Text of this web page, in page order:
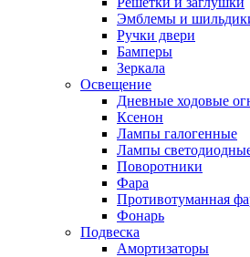
Эмблемы и
Ручки двери
Бамперы
Зеркала
Освещение
Дневные ходовые
Ксенон
Лампы галогенные
Лампы
Поворотники
Фара
Противотуманная
Фонарь
Подвеска
Амортизаторы